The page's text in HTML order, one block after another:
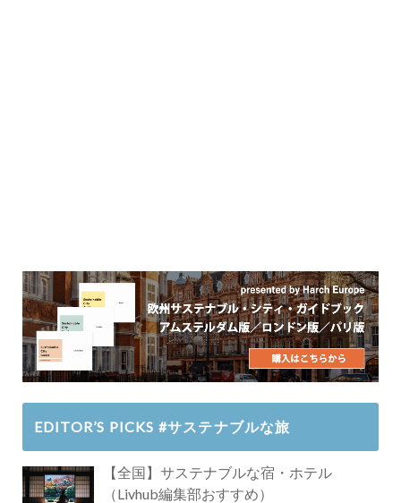
EDITOR’S PICKS #サステナブルな旅
【全国】サステナブルな宿・ホテル
（Livhub編集部おすすめ）